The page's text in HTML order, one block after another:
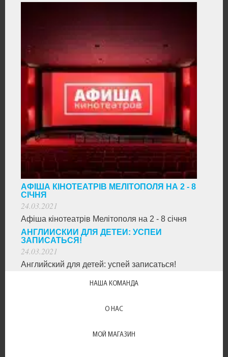
АФІША КІНОТЕАТРІВ МЕЛІТОПОЛЯ НА 2 - 8
СІЧНЯ
24.03.2021
Афіша кінотеатрів Мелітополя на 2 - 8 січня
АНГЛИЙСКИЙ ДЛЯ ДЕТЕЙ: УСПЕЙ
ЗАПИСАТЬСЯ!
24.03.2021
Английский для детей: успей записаться!
НАША КОМАНДА
О НАС
МОЙ МАГАЗИН